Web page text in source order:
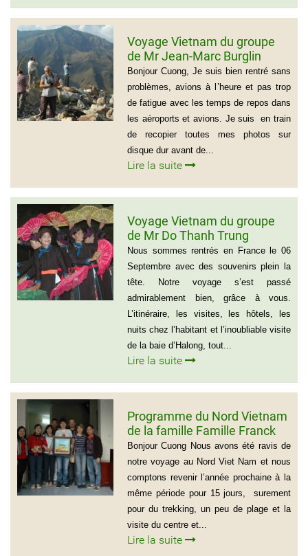
Voyage Vietnam du groupe
de Mr Jean-Marc Burglin
(Groupe de 9 personnes)
Bonjour Cuong, Je suis bien rentré sans
problèmes, avions à l’heure et pas trop
de fatigue avec les temps de repos dans
les aéroports et avions. Je suis en train
de recopier toutes mes photos sur
disque dur avant de...
Lire la suite
Voyage Vietnam du groupe
de Mr Do Thanh Trung
Nous sommes rentrés en France le 06
Septembre avec des souvenirs plein la
tête. Notre voyage s’est passé
admirablement bien, grâce à vous.
L’itinéraire, les visites, les hôtels, les
nuits chez l’habitant et l’inoubliable visite
de la baie d’Halong, tout...
Lire la suite
Programme du Nord Vietnam
de la famille Famille Franck
Alvarez ( Voyage Vietnam
Nord 10 jours)
Bonjour Cuong Nous avons été ravis de
notre voyage au Nord Viet Nam et nous
comptons revenir l’année prochaine à la
même période pour 15 jours, surement
pour du trekking, un peu de plage et la
visite du centre et...
Lire la suite